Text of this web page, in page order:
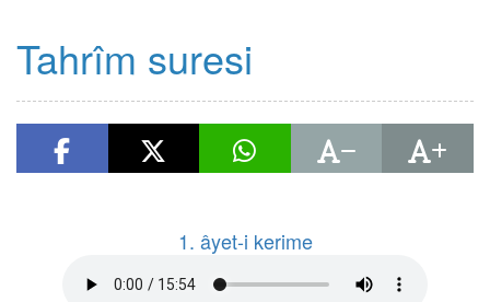
Tahrîm suresi
1. âyet-i kerime